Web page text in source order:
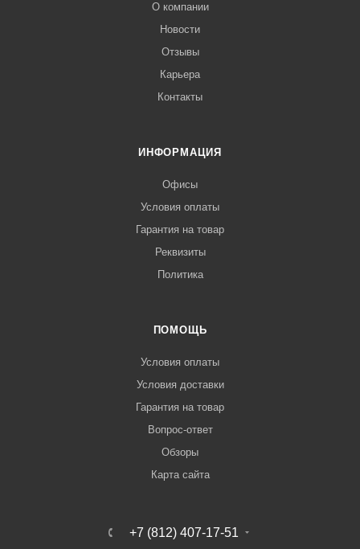
О компании
Новости
Отзывы
Карьера
Контакты
ИНФОРМАЦИЯ
Офисы
Условия оплаты
Гарантия на товар
Реквизиты
Политика
ПОМОЩЬ
Условия оплаты
Условия доставки
Гарантия на товар
Вопрос-ответ
Обзоры
Карта сайта
+7 (812) 407-17-51